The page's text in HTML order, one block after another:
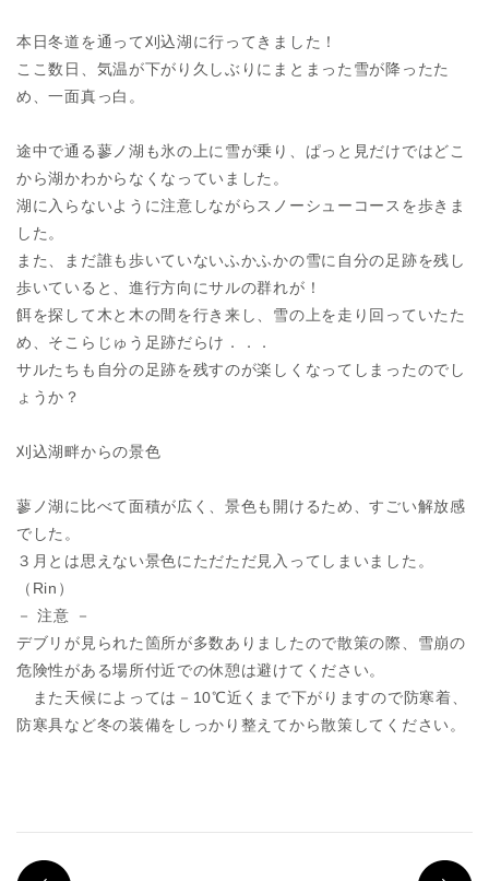
本日冬道を通って刈込湖に行ってきました！
ここ数日、気温が下がり久しぶりにまとまった雪が降ったた
め、一面真っ白。
途中で通る蓼ノ湖も氷の上に雪が乗り、ぱっと見だけではどこ
から湖かわからなくなっていました。
湖に入らないように注意しながらスノーシューコースを歩きま
した。
また、まだ誰も歩いていないふかふかの雪に自分の足跡を残し
歩いていると、進行方向にサルの群れが！
餌を探して木と木の間を行き来し、雪の上を走り回っていたた
め、そこらじゅう足跡だらけ．．．
サルたちも自分の足跡を残すのが楽しくなってしまったのでし
ょうか？
刈込湖畔からの景色
蓼ノ湖に比べて面積が広く、景色も開けるため、すごい解放感
でした。
３月とは思えない景色にただただ見入ってしまいました。
（Rin）
－ 注意 －
デブリが見られた箇所が多数ありましたので散策の際、雪崩の
危険性がある場所付近での休憩は避けてください。
また天候によっては－10℃近くまで下がりますので防寒着、
防寒具など冬の装備をしっかり整えてから散策してください。